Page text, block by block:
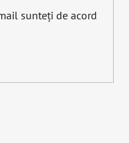
sunteți de acord